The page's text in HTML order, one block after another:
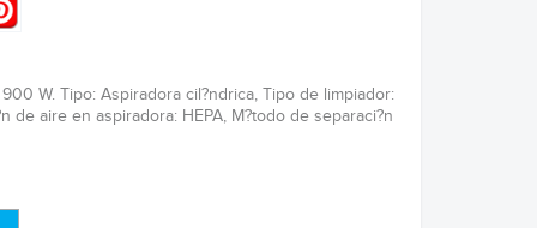
W. Tipo: Aspiradora cil?ndrica, Tipo de limpiador:
de aire en aspiradora: HEPA, M?todo de separaci?n